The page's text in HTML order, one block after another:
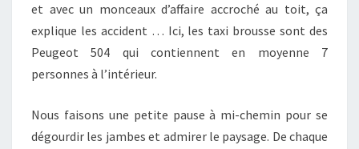
et avec un monceaux d’affaire accroché au toit, ça
explique les accident … Ici, les taxi brousse sont des
Peugeot 504 qui contiennent en moyenne 7
personnes à l’intérieur.
Nous faisons une petite pause à mi-chemin pour se
dégourdir les jambes et admirer le paysage. De chaque